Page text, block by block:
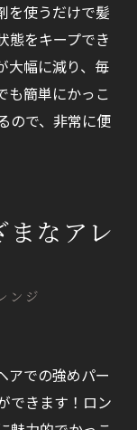
を使うだけで髪
態をキープでき
大幅に減り、毎
も簡単にかっこ
ので、非常に便
ンジ
まなアレ
アでの強めパー
できます！ロン